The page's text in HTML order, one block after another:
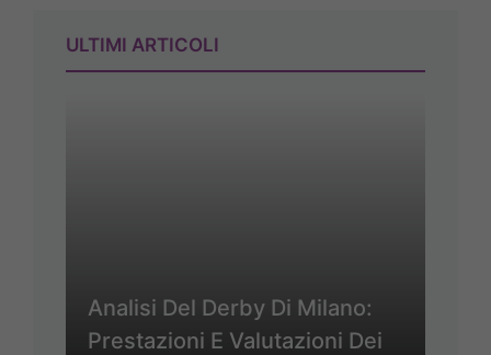
ULTIMI ARTICOLI
Analisi Del Derby Di Milano:
Prestazioni E Valutazioni Dei